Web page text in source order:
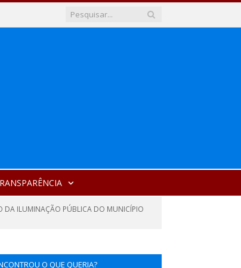
DA ILUMINAÇÃO PÚBLICA DO MUNICÍPIO
O QUE QUERIA?